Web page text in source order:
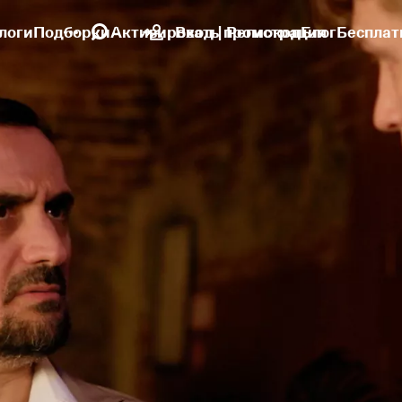
ПодборкиАктивировать промокодБлог
Вход | Регистрация